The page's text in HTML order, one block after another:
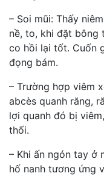
– Soi mũi: Thấy
nề, to, khi đặt bông
co hồi lại tốt. Cuốn
đọng bám.
– Trường hợp viêm
abcès quanh răng,
lợi quanh đó bị
thối.
– Khi ấn ngón tay ở
hố nanh tương ứng